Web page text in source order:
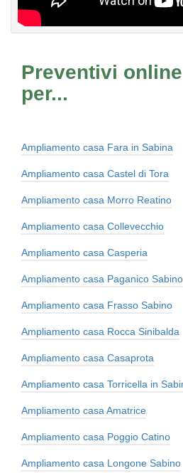
Preventivi
per...
Ampliamento casa Fara in Sabina
Ampliamento casa Castel di Tora
Ampliamento casa Morro Reatino
Ampliamento casa Collevecchio
Ampliamento casa Casperia
Ampliamento casa Paganico Sabino
Ampliamento casa Frasso Sabino
Ampliamento casa Rocca Sinibalda
Ampliamento casa Casaprota
Ampliamento casa Torricella in
Ampliamento casa Amatrice
Ampliamento casa Poggio Catino
Ampliamento casa Longone Sabino